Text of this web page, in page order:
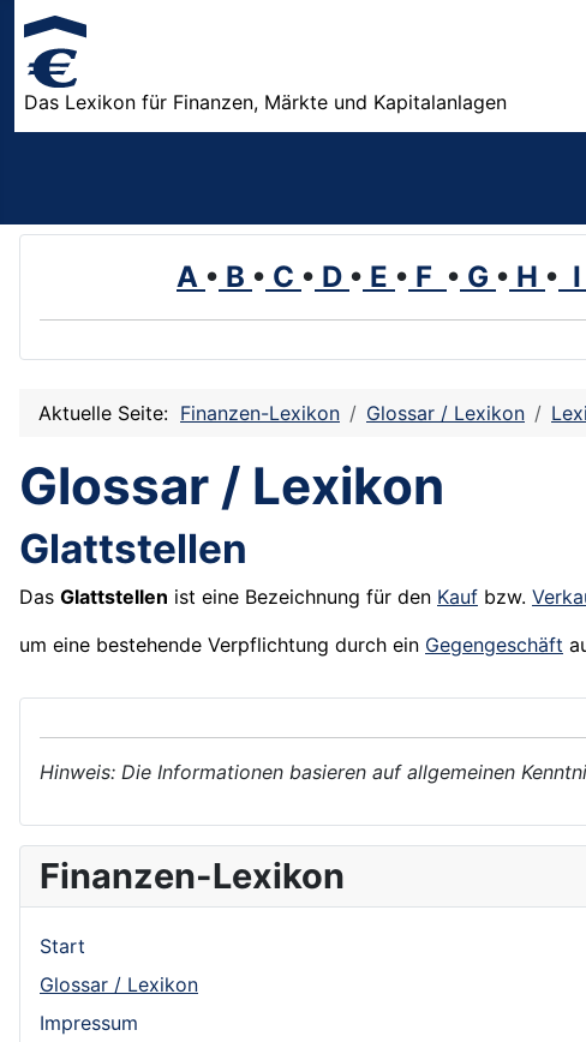
Das Lexikon für Finanzen, Märkte und Kapitalanlagen
A • B • C • D • E • F • G • H • I
Aktuelle Seite: Finanzen-Lexikon Glossar / Lexikon
Glossar / Lexikon
Glattstellen
Das Glattstellen ist eine Bezeichnung für den Kauf bzw.
um eine bestehende Verpflichtung durch ein Gegengeschäft
Hinweis: Die Informationen basieren auf allgemeinen
Finanzen-Lexikon
Start
Glossar / Lexikon
Impressum